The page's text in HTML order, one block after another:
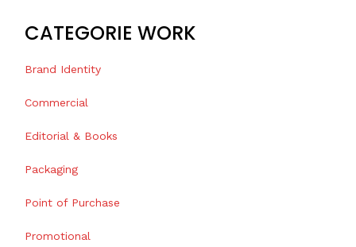
CATEGORIE WORK
Brand Identity
Commercial
Editorial & Books
Packaging
Point of Purchase
Promotional